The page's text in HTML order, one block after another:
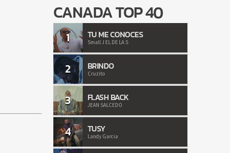
CANADA TOP 40
1 TU ME CONOCES
Small J EL DE LA S
2 BRINDO
Cruzito
3 FLASH BACK
JEAN SALCEDO
4 TUSY
Landy Garcia